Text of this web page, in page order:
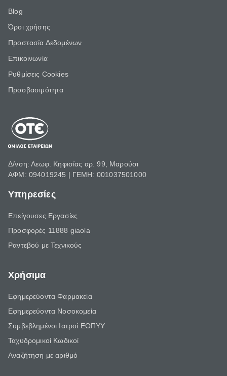
Blog
Όροι χρήσης
Προστασία Δεδομένων
Επικοινωνία
Ρυθμίσεις Cookies
Προσβασιμότητα
Δ/νση: Λεωφ. Κηφισίας αρ. 99, Μαρούσι
ΑΦΜ: 094019245 | ΓΕΜΗ: 001037501000
Υπηρεσίες
Επείγουσες Εργασίες
Προσφορές 11888 giaola
Ραντεβού με Τεχνικούς
Χρήσιμα
Εφημερεύοντα Φαρμακεία
Εφημερεύοντα Νοσοκομεία
Συμβεβλημένοι Ιατροί ΕΟΠΥΥ
Ταχυδρομικοί Κωδικοί
Αναζήτηση με αριθμό